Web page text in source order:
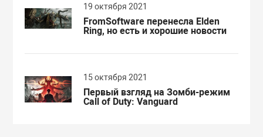
19 октября 2021
FromSoftware перенесла Elden
Ring, но есть и хорошие новости
15 октября 2021
Первый взгляд на Зомби-режим
Call of Duty: Vanguard